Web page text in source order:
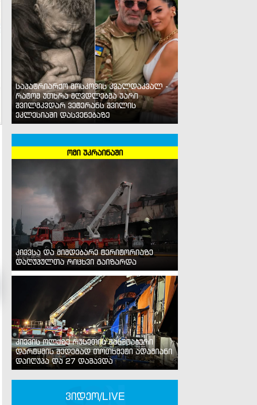
საპატრიარქო მოსკოვის კვალდაკვალ -
რატომ უთხრა მღვდლებმა უარი
შვილმკვდარ ვეტერანს შვილის
ეკლესიაში დასვენებაზე
ომი უკრაინაში
კიევსა და მიმდებარე ტერიტორიაზე
დაღუპულთა რიცხვი გაიზარდა
კიევის ოლქზე რუსეთის მასშტაბური
დარტყმის შედეგად თოთხმეტი ადამიანი
დაიღუპა და 27 დაშავდა
ვიდეო/LIVE